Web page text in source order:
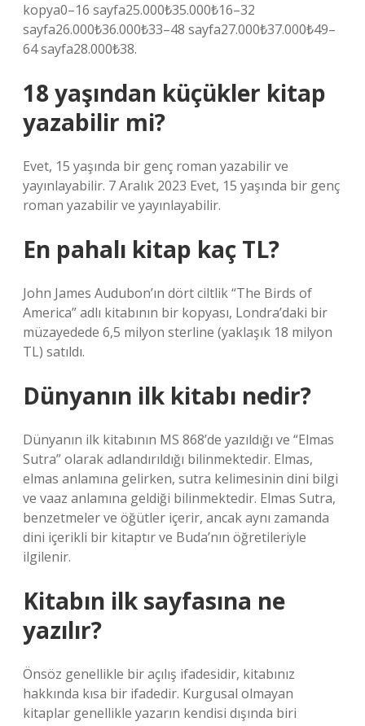
kopya0–16 sayfa25.000₺35.000₺16–32
sayfa26.000₺36.000₺33–48 sayfa27.000₺37.000₺49–
64 sayfa28.000₺38.
18 yaşından küçükler kitap
yazabilir mi?
Evet, 15 yaşında bir genç roman yazabilir ve
yayınlayabilir. 7 Aralık 2023 Evet, 15 yaşında bir genç
roman yazabilir ve yayınlayabilir.
En pahalı kitap kaç TL?
John James Audubon’ın dört ciltlik “The Birds of
America” ​​adlı kitabının bir kopyası, Londra’daki bir
müzayedede 6,5 milyon sterline (yaklaşık 18 milyon
TL) satıldı.
Dünyanın ilk kitabı nedir?
Dünyanın ilk kitabının MS 868’de yazıldığı ve “Elmas
Sutra” olarak adlandırıldığı bilinmektedir. Elmas,
elmas anlamına gelirken, sutra kelimesinin dini bilgi
ve vaaz anlamına geldiği bilinmektedir. Elmas Sutra,
benzetmeler ve öğütler içerir, ancak aynı zamanda
dini içerikli bir kitaptır ve Buda’nın öğretileriyle
ilgilenir.
Kitabın ilk sayfasına ne
yazılır?
Önsöz genellikle bir açılış ifadesidir, kitabınız
hakkında kısa bir ifadedir. Kurgusal olmayan
kitaplar genellikle yazarın kendisi dışında biri